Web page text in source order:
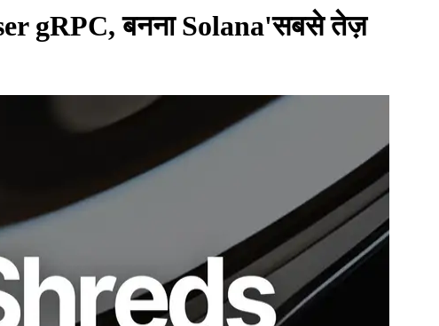
gRPC, बनना Solana'सबसे तेज़